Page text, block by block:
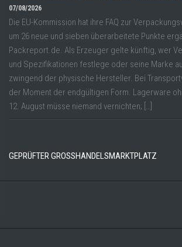
07/08/2026
Die EU-Kommission hat ihre FAQ zur
um 26 neue und sieben überarbeitete Punkte
Packreport.de. Als Erzeuger gelte künftig, wer
und Spezifikationen festlege oder seine Marke
zwingend der physische Hersteller. Bei
der Moment der endgültigen Form. Lagerware
12. August müsse niemand vernichten; […]
GEPRÜFTER GROSSHANDELSMARKTPLATZ